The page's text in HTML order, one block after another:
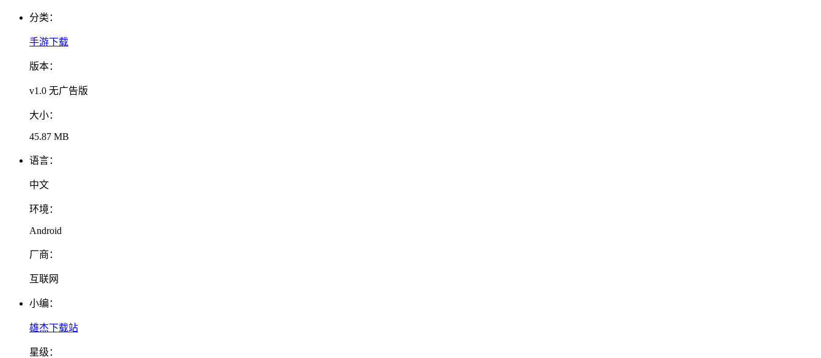
分类：
手游下载
版本：
v1.0 无广告版
大小：
45.87 MB
语言：
中文
环境：
Android
厂商：
互联网
小编：
雄杰下载站
星级：